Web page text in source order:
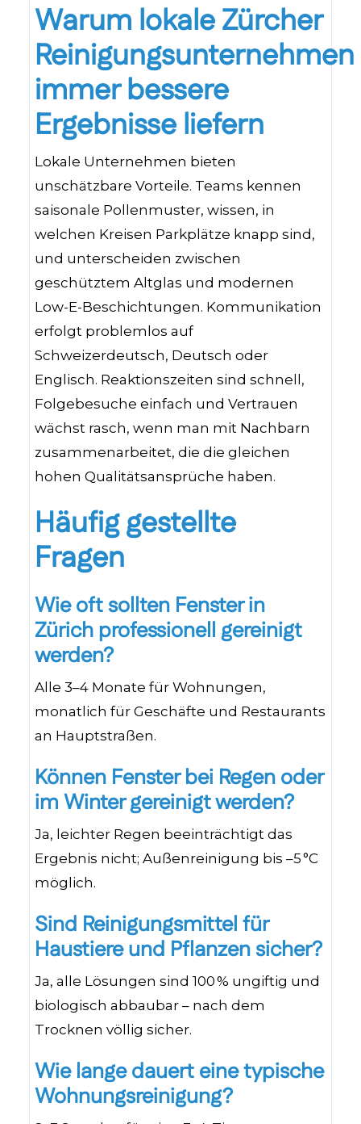
Warum lokale Zürcher
Reinigungsunternehmen
immer bessere
Ergebnisse liefern
Lokale Unternehmen bieten
unschätzbare Vorteile. Teams kennen
saisonale Pollenmuster, wissen, in
welchen Kreisen Parkplätze knapp sind,
und unterscheiden zwischen
geschütztem Altglas und modernen
Low-E-Beschichtungen. Kommunikation
erfolgt problemlos auf
Schweizerdeutsch, Deutsch oder
Englisch. Reaktionszeiten sind schnell,
Folgebesuche einfach und Vertrauen
wächst rasch, wenn man mit Nachbarn
zusammenarbeitet, die die gleichen
hohen Qualitätsansprüche haben.
Häufig gestellte
Fragen
Wie oft sollten Fenster in
Zürich professionell gereinigt
werden?
Alle 3–4 Monate für Wohnungen,
monatlich für Geschäfte und Restaurants
an Hauptstraßen.
Können Fenster bei Regen oder
im Winter gereinigt werden?
Ja, leichter Regen beeinträchtigt das
Ergebnis nicht; Außenreinigung bis –5 °C
möglich.
Sind Reinigungsmittel für
Haustiere und Pflanzen sicher?
Ja, alle Lösungen sind 100 % ungiftig und
biologisch abbaubar – nach dem
Trocknen völlig sicher.
Wie lange dauert eine typische
Wohnungsreinigung?